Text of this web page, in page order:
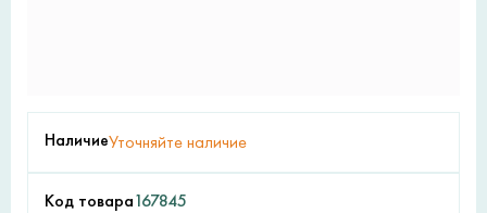
НаличиеУточняйте наличие
Код товара167845